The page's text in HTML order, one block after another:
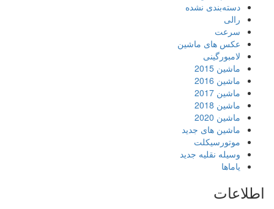
دسته‌بندی نشده
رالی
سرعت
عکس های ماشین
لامبورگینی
ماشین 2015
ماشین 2016
ماشین 2017
ماشین 2018
ماشین 2020
ماشین های جدید
موتورسیکلت
وسیله نقلیه جدید
یاماها
اطلاعات